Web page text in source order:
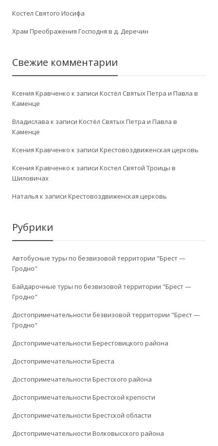
Костел Святого Иосифа
Храм Преображения Господня в д. Деречин
Свежие комментарии
Ксения Кравченко к записи Костёл Святых Петра и Павла в
Каменце
Владислава к записи Костёл Святых Петра и Павла в
Каменце
Ксения Кравченко к записи Крестовоздвиженская церковь
Ксения Кравченко к записи Костел Святой Троицы в
Шиловичах
Наталья к записи Крестовоздвиженская церковь
Рубрики
Автобусные туры по безвизовой территории "Брест —
Гродно"
Байдарочные туры по безвизовой территории "Брест —
Гродно"
Достопримечательности безвизовой территории "Брест —
Гродно"
Достопримечательности Берестовицкого района
Достопримечательности Бреста
Достопримечательности Брестского района
Достопримечательности Брестской крепости
Достопримечательности Брестской области
Достопримечательности Волковысского района